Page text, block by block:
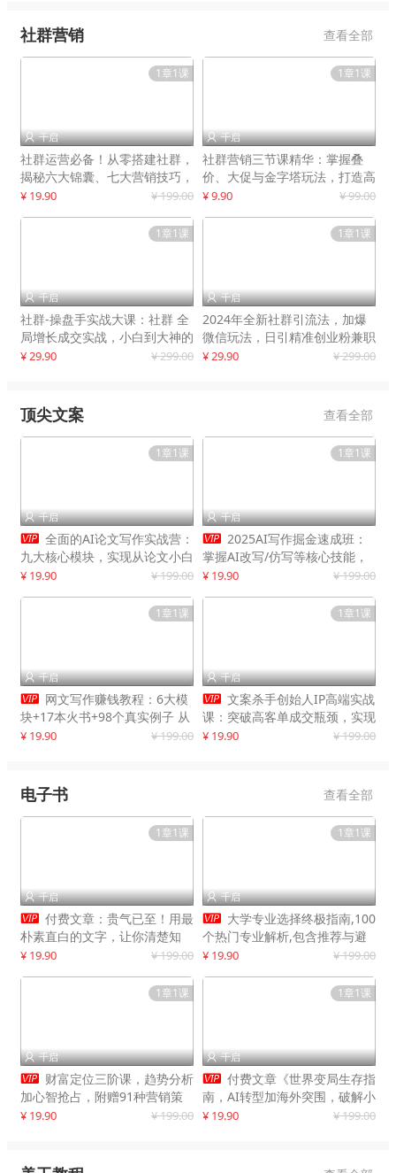
社群营销 查看全部
1章1课
 千启
社群运营必备！从零搭建社群，
揭秘六大锦囊、七大营销技巧，
打造火爆社群
¥ 19.90 ¥ 199.00
1章1课
 千启
社群营销三节课精华：掌握叠
价、大促与金字塔玩法，打造高
效营销体系
¥ 9.90 ¥ 99.00
1章1课
 千启
社群-操盘手实战大课：社群 全
局增长成交实战，小白到大神的
进阶之路
¥ 29.90 ¥ 299.00
1章1课
 千启
2024年全新社群引流法，加爆
微信玩法，日引精准创业粉兼职
粉200+
¥ 29.90 ¥ 299.00
顶尖文案 查看全部
1章1课
 千启
 全面的AI论文写作实战营：
九大核心模块，实现从论文小白
到高效产出的跨越
¥ 19.90 ¥ 199.00
1章1课
 千启
 2025AI写作掘金速成班：
掌握AI改写/仿写等核心技能，
实现单篇文案变现500+
¥ 19.90 ¥ 199.00
1章1课
 千启
 网文写作赚钱教程：6大模
块+17本火书+98个真实例子 从
入门到精通实战方法
¥ 19.90 ¥ 199.00
1章1课
 千启
 文案杀手创始人IP高端实战
课：突破高客单成交瓶颈，实现
IP商业价值最大化
¥ 19.90 ¥ 199.00
电子书 查看全部
1章1课
 千启
 付费文章：贵气已至！用最
朴素直白的文字，让你清楚知
道，该如何接住这一次时代的泼
¥ 19.90 ¥ 199.00
1章1课
 千启
 大学专业选择终极指南,100
个热门专业解析,包含推荐与避
雷实用建议
¥ 19.90 ¥ 199.00
1章1课
 千启
 财富定位三阶课，趋势分析
加心智抢占，附赠91种营销策
略模型
¥ 19.90 ¥ 199.00
1章1课
 千启
 付费文章《世界变局生存指
南，AI转型加海外突围，破解小
城市生存陷阱》
¥ 19.90 ¥ 199.00